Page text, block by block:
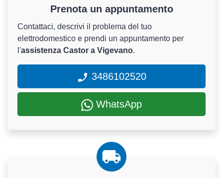
Prenota un appuntamento
Contattaci, descrivi il problema del tuo
elettrodomestico e prendi un appuntamento per
l'assistenza Castor a Vigevano.
3486102520
WhatsApp